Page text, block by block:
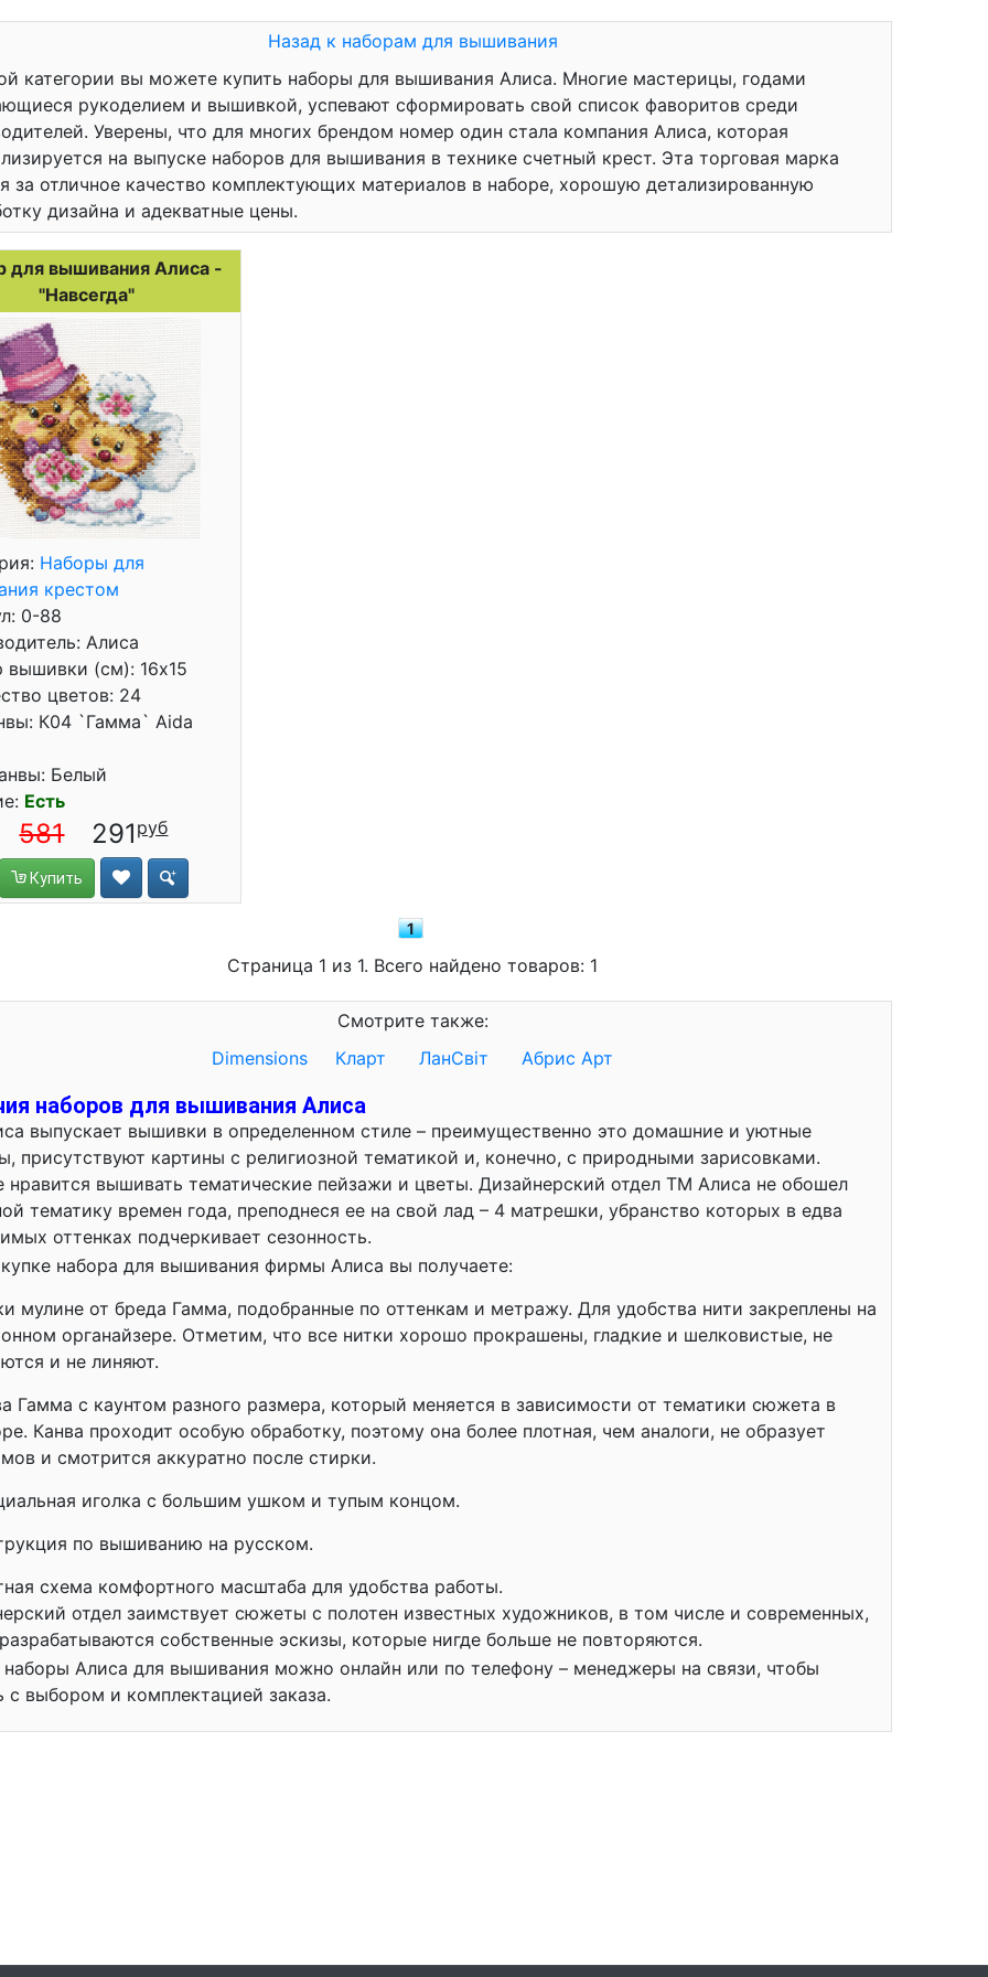
Назад к наборам для вышивания
категории вы можете купить наборы для вышивания Алиса. Многие мастерицы, годами
рукоделием и вышивкой, успевают сформировать свой список фаворитов среди
Уверены, что для многих брендом номер один стала компания Алиса, которая
на выпуске наборов для вышивания в технике счетный крест. Эта торговая марка
за отличное качество комплектующих материалов в наборе, хорошую детализированную
дизайна и адекватные цены.
для вышивания Алиса -
"Навсегда"
Наборы для
крестом
0-88
Алиса
вышивки (см): 16x15
цветов: 24
К04 `Гамма` Aida
Белый
Есть
581 291
Купить
1
Страница 1 из 1. Всего найдено товаров: 1
Смотрите также:
Dimensions
Кларт ЛанСвiт Абрис Арт
наборов для вышивания Алиса
выпускает вышивки в определенном стиле – преимущественно это домашние и уютные
присутствуют картины с религиозной тематикой и, конечно, с природными зарисовками.
нравится вышивать тематические пейзажи и цветы. Дизайнерский отдел ТМ Алиса не обошел
тематику времен года, преподнеся ее на свой лад – 4 матрешки, убранство которых в едва
оттенках подчеркивает сезонность.
набора для вышивания фирмы Алиса вы получаете:
мулине от бреда Гамма, подобранные по оттенкам и метражу. Для удобства нити закреплены на
органайзере. Отметим, что все нитки хорошо прокрашены, гладкие и шелковистые, не
и не линяют.
Гамма с каунтом разного размера, который меняется в зависимости от тематики сюжета в
Канва проходит особую обработку, поэтому она более плотная, чем аналоги, не образует
и смотрится аккуратно после стирки.
иголка с большим ушком и тупым концом.
по вышиванию на русском.
схема комфортного масштаба для удобства работы.
отдел заимствует сюжеты с полотен известных художников, в том числе и современных,
собственные эскизы, которые нигде больше не повторяются.
наборы Алиса для вышивания можно онлайн или по телефону – менеджеры на связи, чтобы
с выбором и комплектацией заказа.